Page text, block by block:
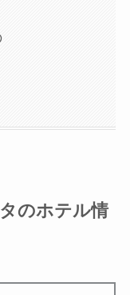
のホテル情